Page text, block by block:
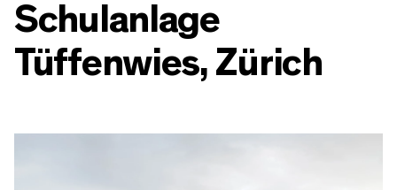
Schulanlage
Tüffenwies, Zürich